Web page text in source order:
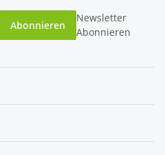
Abonnieren
Newsletter
Abonnieren